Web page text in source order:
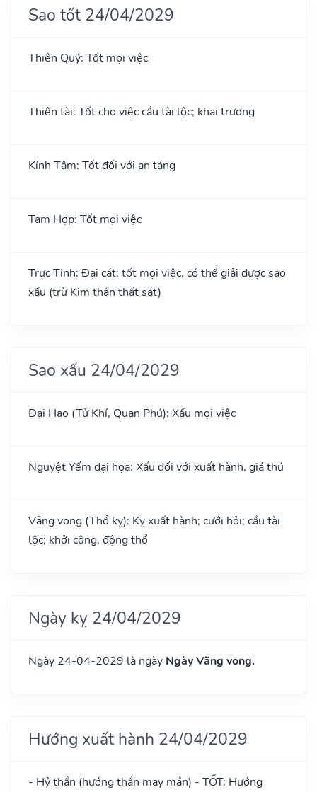
Sao tốt 24/04/2029
Thiên Quý: Tốt mọi việc
Thiên tài: Tốt cho việc cầu tài lộc; khai trương
Kính Tâm: Tốt đối với an táng
Tam Hợp: Tốt mọi việc
Trực Tinh: Đại cát: tốt mọi việc, có thể giải được sao
xấu (trừ Kim thần thất sát)
Sao xấu 24/04/2029
Đại Hao (Tử Khí, Quan Phú): Xấu mọi việc
Nguyệt Yếm đại họa: Xấu đối với xuất hành, giá thú
Vãng vong (Thổ kỵ): Kỵ xuất hành; cưới hỏi; cầu tài
lộc; khởi công, động thổ
Ngày kỵ 24/04/2029
Ngày 24-04-2029 là ngày Ngày Vãng vong.
Hướng xuất hành 24/04/2029
- Hỷ thần (hướng thần may mắn) - TỐT: Hướng